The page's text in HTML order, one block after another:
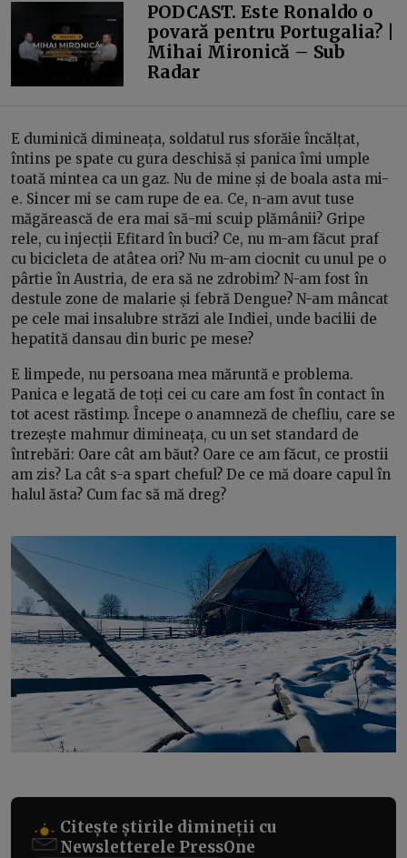
PODCAST. Este Ronaldo o
povară pentru Portugalia? |
Mihai Mironică – Sub
Radar
E duminică dimineața, soldatul rus sforăie încălțat,
întins pe spate cu gura deschisă și panica îmi umple
toată mintea ca un gaz. Nu de mine și de boala asta mi-
e. Sincer mi se cam rupe de ea. Ce, n-am avut tuse
măgărească de era mai să-mi scuip plămânii? Gripe
rele, cu injecții Efitard în buci? Ce, nu m-am făcut praf
cu bicicleta de atâtea ori? Nu m-am ciocnit cu unul pe o
pârtie în Austria, de era să ne zdrobim? N-am fost în
destule zone de malarie și febră Dengue? N-am mâncat
pe cele mai insalubre străzi ale Indiei, unde bacilii de
hepatită dansau din buric pe mese?
E limpede, nu persoana mea măruntă e problema.
Panica e legată de toți cei cu care am fost în contact în
tot acest răstimp. Începe o anamneză de chefliu, care se
trezește mahmur dimineața, cu un set standard de
întrebări: Oare cât am băut? Oare ce am făcut, ce prostii
am zis? La cât s-a spart cheful? De ce mă doare capul în
halul ăsta? Cum fac să mă dreg?
Citește știrile dimineții cu
Newsletterele PressOne